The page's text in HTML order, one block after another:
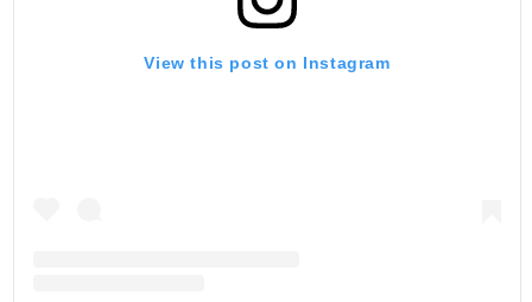
View this post on Instagram